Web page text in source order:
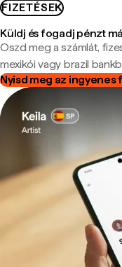
FIZETÉSEK
Küldj és fogadj pénzt
Oszd meg a számlát,
mexikói vagy brazil
Nyisd meg az ingyenes